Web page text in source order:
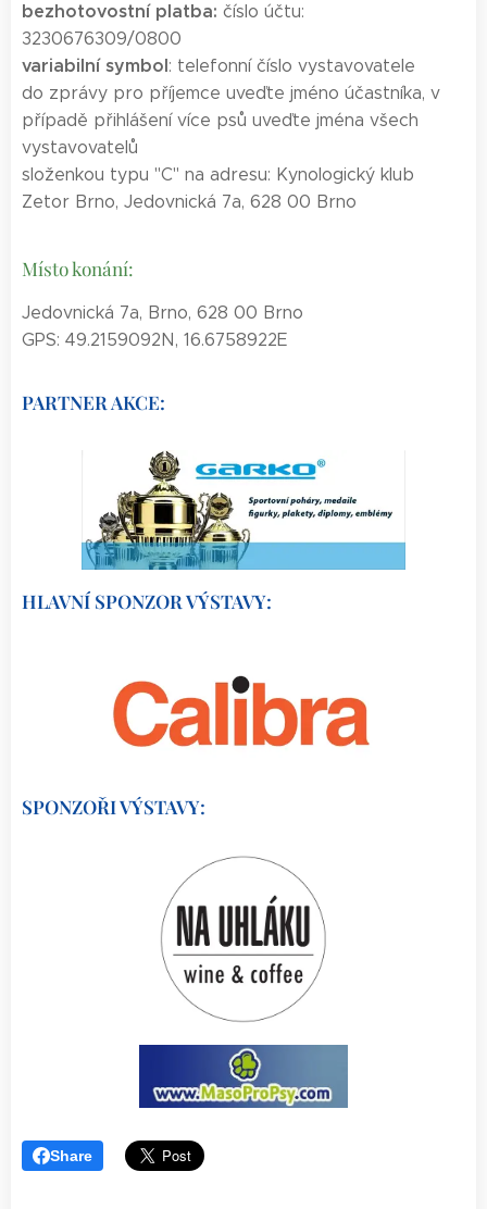
bezhotovostní platba: číslo účtu:
3230676309/0800
variabilní symbol: telefonní číslo vystavovatele
do zprávy pro příjemce uveďte jméno účastníka, v
případě přihlášení více psů uveďte jména všech
vystavovatelů
složenkou typu "C" na adresu: Kynologický klub
Zetor Brno, Jedovnická 7a, 628 00 Brno
Místo konání:
Jedovnická 7a, Brno, 628 00 Brno
GPS: 49.2159092N, 16.6758922E
PARTNER AKCE:
HLAVNÍ SPONZOR VÝSTAVY:
SPONZOŘI VÝSTAVY:
Share